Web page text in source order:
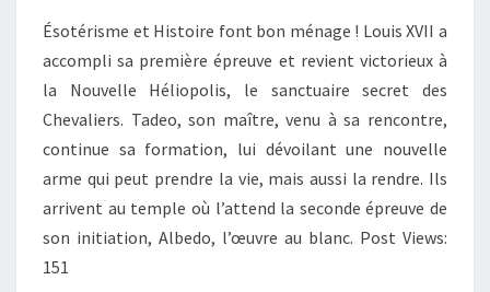
:
« ALBEDO,
L’ŒUVRE
AU
BLANC »
Ésotérisme et Histoire font bon ménage ! Louis XVII a
accompli sa première épreuve et revient victorieux à
la Nouvelle Héliopolis, le sanctuaire secret des
Chevaliers. Tadeo, son maître, venu à sa rencontre,
continue sa formation, lui dévoilant une nouvelle
arme qui peut prendre la vie, mais aussi la rendre. Ils
arrivent au temple où l’attend la seconde épreuve de
son initiation, Albedo, l’œuvre au blanc. Post Views:
151